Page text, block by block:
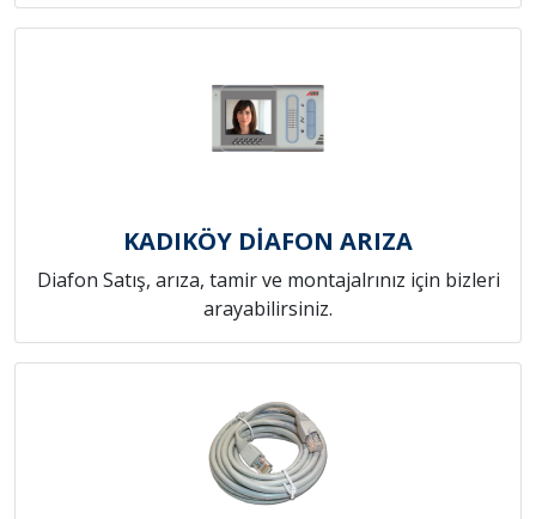
KADIKÖY DİAFON ARIZA
Diafon Satış, arıza, tamir ve montajalrınız için bizleri
arayabilirsiniz.